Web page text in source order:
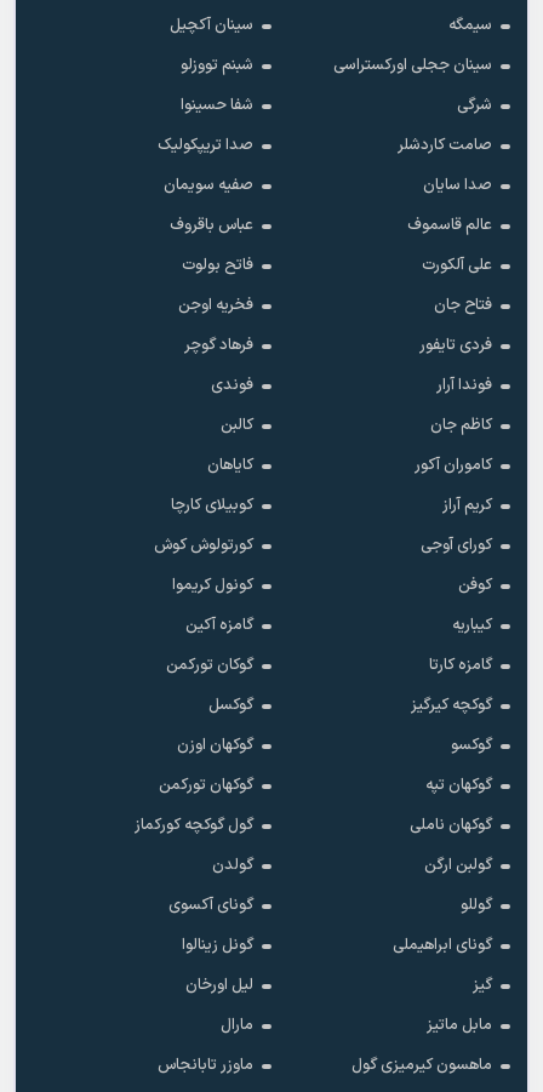
سیمگه
سینان آکچیل
سینان ججلی اورکستراسی
شبنم تووزلو
شرگی
شفا حسینوا
صامت کاردشلر
صدا تریپکولیک
صدا سایان
صفیه سویمان
عالم قاسموف
عباس باقروف
علی آلکورت
فاتح بولوت
فتاح جان
فخریه اوجن
فردی تایفور
فرهاد گوچر
فوندا آرار
فوندی
کاظم جان
کالبن
کاموران آکور
کایاهان
کریم آراز
کوبیلای کارچا
کورای آوجی
کورتولوش کوش
کوفن
کونول کریموا
کیباریه
گامزه آکین
گامزه کارتا
گوکان تورکمن
گوکچه کیرگیز
گوکسل
گوکسو
گوکهان اوزن
گوکهان تپه
گوکهان تورکمن
گوکهان ناملی
گول گوکچه کورکماز
گولبن ارگن
گولدن
گوللو
گونای آکسوی
گونای ابراهیملی
گونل زینالوا
گیز
لیل اورخان
مابل ماتیز
مارال
ماهسون کیرمیزی گول
ماوزر تابانجاس